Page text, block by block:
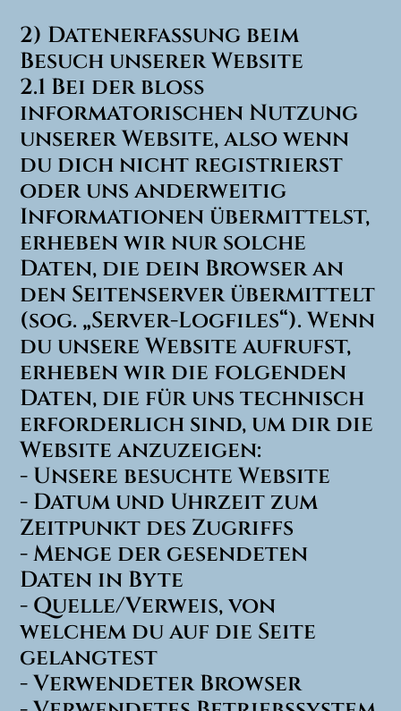
2) Datenerfassung beim
Besuch unserer Website
2.1 Bei der bloß
informatorischen Nutzung
unserer Website, also wenn
du dich nicht registrierst
oder uns anderweitig
Informationen übermittelst,
erheben wir nur solche
Daten, die dein Browser an
den Seitenserver übermittelt
(sog. „Server-Logfiles“). Wenn
du unsere Website aufrufst,
erheben wir die folgenden
Daten, die für uns technisch
erforderlich sind, um dir die
Website anzuzeigen:
- Unsere besuchte Website
- Datum und Uhrzeit zum
Zeitpunkt des Zugriffs
- Menge der gesendeten
Daten in Byte
- Quelle/Verweis, von
welchem du auf die Seite
gelangtest
- Verwendeter Browser